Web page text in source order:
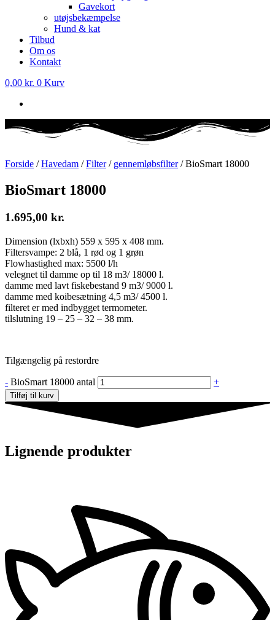
Gavekort
utøjsbekæmpelse
Hund & kat
Tilbud
Om os
Kontakt
0,00 kr. 0 Kurv
Forside /Havedam /Filter/ gennemløbsfilter/ BioSmart 18000
BioSmart 18000
1.695,00 kr.
Dimension (lxbxh) 559 x 595 x 408 mm.
Filtersvampe: 2 blå, 1 rød og 1 grøn
Flowhastighed max: 5500 l/h
velegnet til damme op til 18 m3/ 18000 l.
damme med lavt fiskebestand 9 m3/ 9000 l.
damme med koibesætning 4,5 m3/ 4500 l.
filteret er med indbygget termometer.
tilslutning 19 – 25 – 32 – 38 mm.
Tilgængelig på restordre
- BioSmart 18000 antal +
Tilføj til kurv
Lignende produkter